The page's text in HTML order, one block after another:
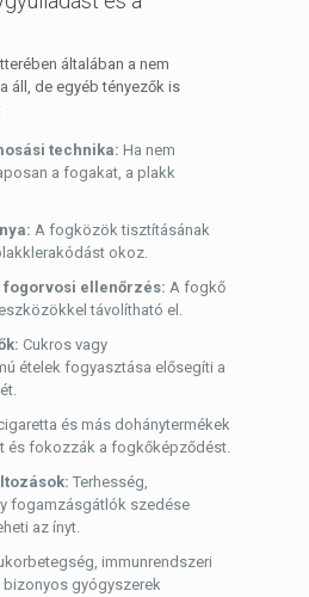
általában a nem
áll, de egyéb tényezők is
technika: Ha nem
a fogakat, a plakk
A fogközök tisztításának
okoz.
fogorvosi ellenőrzés: A fogkő
távolítható el.
Cukros vagy
ételek fogyasztása elősegíti a
és más dohánytermékek
és fokozzák a fogkőképződést.
Terhesség,
fogamzásgátlók szedése
az ínyt.
immunrendszeri
gyógyszerek